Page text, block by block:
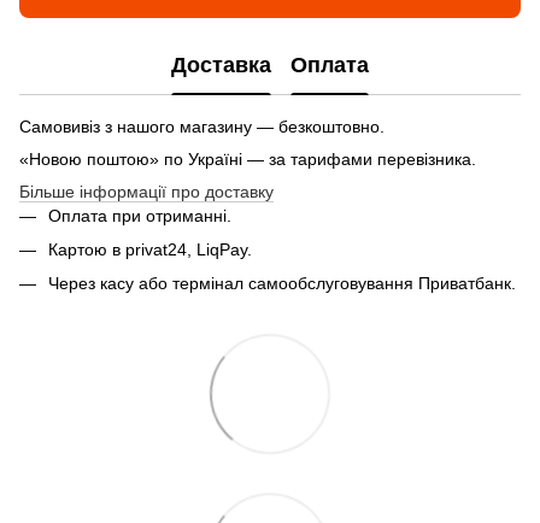
Доставка Оплата
Самовивіз з нашого магазину — безкоштовно.
«Новою поштою» по Україні — за тарифами перевізника.
Більше інформації про доставку
Оплата при отриманні.
Картою в privat24, LiqPay.
Через касу або термінал самообслуговування Приватбанк.